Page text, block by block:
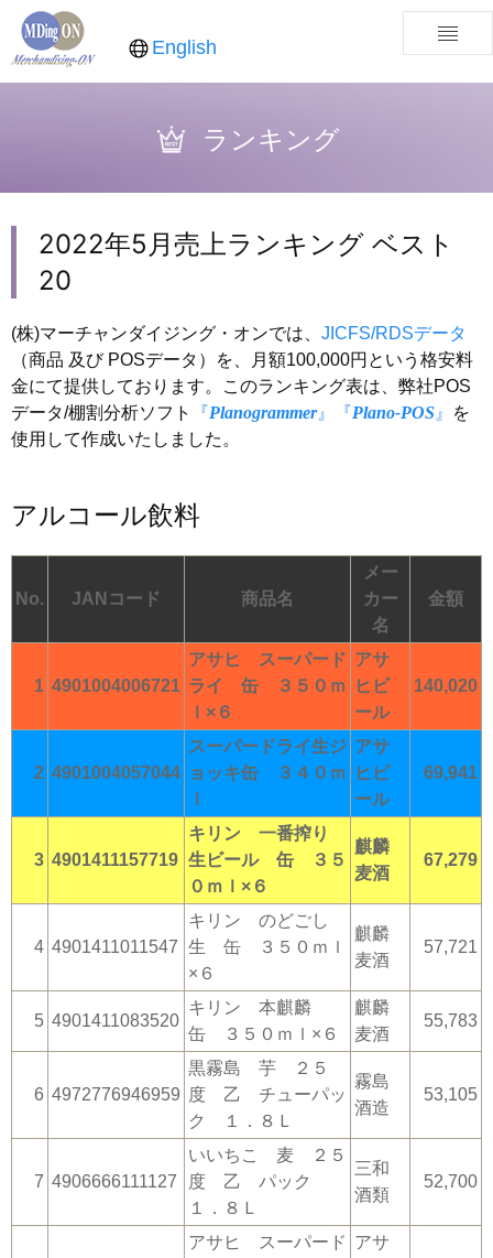
English
ランキング
2022年5月売上ランキング ベスト
20
(株)マーチャンダイジング・オンでは、 JICFS/RDSデータ
（商品 及び POSデータ）を、月額100,000円という格安料
金にて提供しております。このランキング表は、弊社POS
データ/棚割分析ソフト
『Planogrammer』 『Plano-POS 』
を
使用して作成いたしました。
アルコール飲料
No. JANコード 商品名
メー
カー
名
金額
1 4901004006721
アサヒ スーパード
ライ 缶 ３５０ｍ
ｌ×６
アサ
ヒビ
ール
140,020
2 4901004057044
スーパードライ生ジ
ョッキ缶 ３４０ｍ
ｌ
アサ
ヒビ
ール
69,941
3 4901411157719
キリン 一番搾り
生ビール 缶 ３５
０ｍｌ×６
麒麟
麦酒
67,279
4 4901411011547
キリン のどごし
生 缶 ３５０ｍｌ
×６
麒麟
麦酒
57,721
5 4901411083520
キリン 本麒麟
缶 ３５０ｍｌ×６
麒麟
麦酒
55,783
6 4972776946959
黒霧島 芋 ２５
度 乙 チューパッ
ク １．８Ｌ
霧島
酒造
53,105
7 4906666111127
いいちこ 麦 ２５
度 乙 パック
１．８Ｌ
三和
酒類
52,700
アサヒ スーパード アサ